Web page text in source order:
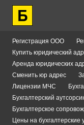
Регистрация ООО
Купить юридический
Аренда юридических
Сменить юр адрес
Лицензии МЧС
Бухгалтерский
Бухгалтерское
Цены на бухгалтерские